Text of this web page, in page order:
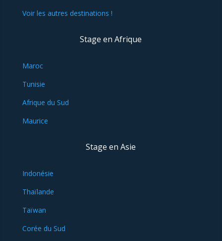
Voir les autres destinations !
Stage en Afrique
Maroc
Tunisie
Afrique du Sud
Maurice
Stage en Asie
Indonésie
Thaïlande
Taïwan
Corée du Sud